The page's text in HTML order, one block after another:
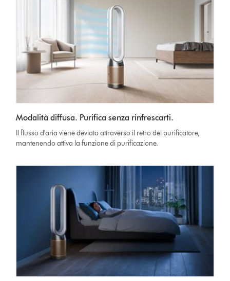
Modalità diffusa. Purifica senza rinfrescarti.
Il flusso d'aria viene deviato attraverso il retro del purificatore,
mantenendo attiva la funzione di purificazione.